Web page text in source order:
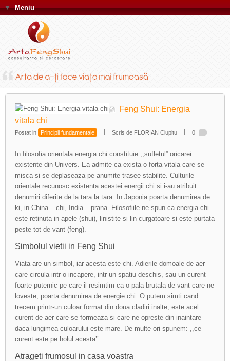
▼Meniu
Feng Shui: Energia
vitala chi
Postat in Principii fundamentale Scris de FLORIAN Ciupitu 0
In filosofia orientala energia chi constituie ,,sufletul” oricarei
existente din Univers. Ea admite ca exista o forta vitala care se
misca si se deplaseaza pe anumite trasee stabilite. Culturile
orientale recunosc existenta acestei energii chi si i-au atribuit
denumiri diferite de la tara la tara. In Japonia poarta denumirea de
ki, in China – chi, India – prana. Filosofiile ne spun ca energia chi
este retinuta in apele (shui), linistite si lin curgatoare si este purtata
peste tot de vant (feng).
Simbolul vietii in Feng Shui
Viata are un simbol, iar acesta este chi. Adierile domoale de aer
care circula intr-o incapere, intr-un spatiu deschis, sau un curent
foarte puternic pe care il resimtim ca o pala brutala de vant care ne
loveste, poarta denumirea de energie chi. O putem simti cand
trecem printr-un culoar format din doua cladiri inalte; este acel
curent de aer care se formeaza si care ne opreste din inaintare
daca lungimea culoarului este mare. De multe ori spunem: ,,ce
curent este pe holul acesta’’.
Atrageti frumosul in casa voastra